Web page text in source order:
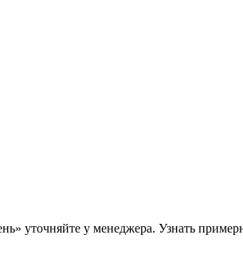
уточняйте у менеджера. Узнать